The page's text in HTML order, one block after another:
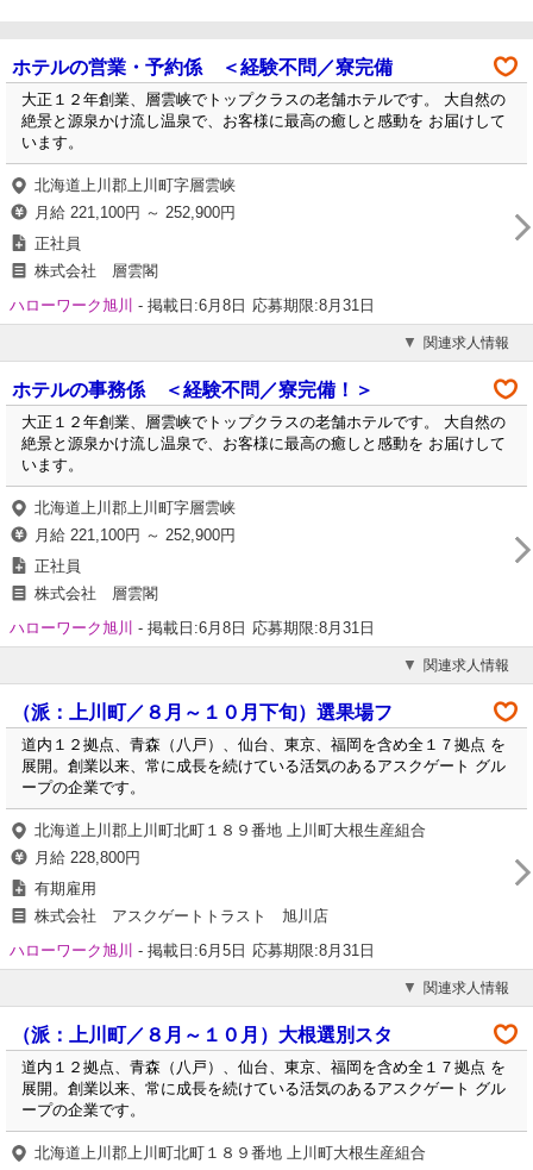
ホテルの営業・予約係 ＜経験不問／寮完備
大正１２年創業、層雲峡でトップクラスの老舗ホテルです。 大自然の
絶景と源泉かけ流し温泉で、お客様に最高の癒しと感動を お届けして
います。
北海道上川郡上川町字層雲峡
月給 221,100円 ～ 252,900円
正社員
株式会社 層雲閣
ハローワーク旭川 - 掲載日:6月8日 応募期限:8月31日
関連求人情報
ホテルの事務係 ＜経験不問／寮完備！＞
大正１２年創業、層雲峡でトップクラスの老舗ホテルです。 大自然の
絶景と源泉かけ流し温泉で、お客様に最高の癒しと感動を お届けして
います。
北海道上川郡上川町字層雲峡
月給 221,100円 ～ 252,900円
正社員
株式会社 層雲閣
ハローワーク旭川 - 掲載日:6月8日 応募期限:8月31日
関連求人情報
（派：上川町／８月～１０月下旬）選果場フ
道内１２拠点、青森（八戸）、仙台、東京、福岡を含め全１７拠点 を
展開。創業以来、常に成長を続けている活気のあるアスクゲート グル
ープの企業です。
北海道上川郡上川町北町１８９番地 上川町大根生産組合
月給 228,800円
有期雇用
株式会社 アスクゲートトラスト 旭川店
ハローワーク旭川 - 掲載日:6月5日 応募期限:8月31日
関連求人情報
（派：上川町／８月～１０月）大根選別スタ
道内１２拠点、青森（八戸）、仙台、東京、福岡を含め全１７拠点 を
展開。創業以来、常に成長を続けている活気のあるアスクゲート グル
ープの企業です。
北海道上川郡上川町北町１８９番地 上川町大根生産組合